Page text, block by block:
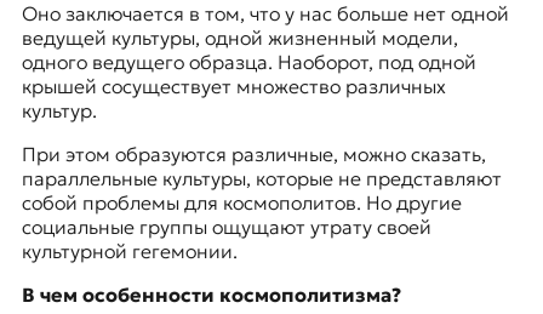
Оно заключается в том, что у нас больше нет одной
ведущей культуры, одной жизненный модели,
одного ведущего образца. Наоборот, под одной
крышей сосуществует множество различных
культур.
При этом образуются различные, можно сказать,
параллельные культуры, которые не представляют
собой проблемы для космополитов. Но другие
социальные группы ощущают утрату своей
культурной гегемонии.
В чем особенности космополитизма?